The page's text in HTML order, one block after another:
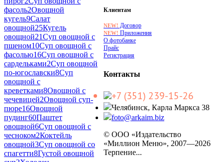
фасоль2Овощной
кугель9Салат
овощной25Кугель
овощной21Суп овощной с
пшеном10Суп овощной с
фасолью16Суп овощной с
сардельками2Суп овощной
по-югославски8Суп
овощной с
креветками8Овощной с
чечевицей2Овощной суп-
пюре16Овощной
пудинг60Паштет
овощной6Суп овощной с
чесноком2Коктейль
овощной3Суп овощной со
спагетти8Густой овощной
Клиентам
NEW! Договор
NEW! Приложения
О фотобанке
Прайс
Регистрация
Контакты
+7 (351) 239-15-26
Челябинск, Карла Маркса 38
foto@arkaim.biz
© ООО «Издательство
«Миллион Меню», 2007—2026
Терпение...